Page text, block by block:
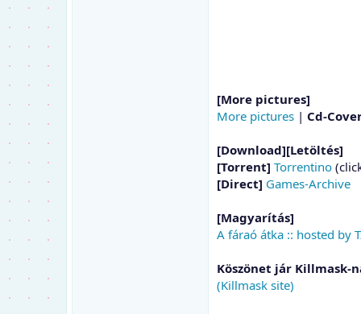
[More pictures]
More pictures | Cd-
[Download][Letöltés]
[Torrent] Torrentino
[Direct] Games-Archive
[Magyarítás]
A fáraó átka :: hosted by
Köszönet jár Killmask-
(Killmask site)